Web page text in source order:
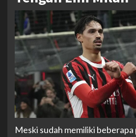
Meski sudah memiliki